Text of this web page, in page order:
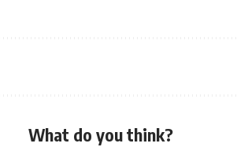
What do you think?